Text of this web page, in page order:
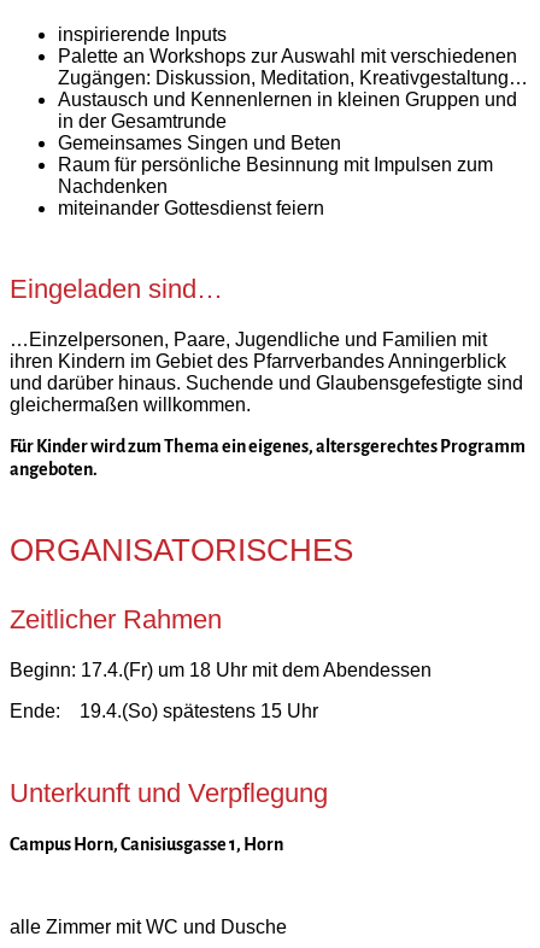
inspirierende Inputs
Palette an Workshops zur Auswahl mit verschiedenen
Zugängen: Diskussion, Meditation, Kreativgestaltung…
Austausch und Kennenlernen in kleinen Gruppen und
in der Gesamtrunde
Gemeinsames Singen und Beten
Raum für persönliche Besinnung mit Impulsen zum
Nachdenken
miteinander Gottesdienst feiern
Eingeladen sind…
…Einzelpersonen, Paare, Jugendliche und Familien mit
ihren Kindern im Gebiet des Pfarrverbandes Anningerblick
und darüber hinaus. Suchende und Glaubensgefestigte sind
gleichermaßen willkommen.
Für Kinder wird zum Thema ein eigenes, altersgerechtes Programm
angeboten.
ORGANISATORISCHES
Zeitlicher Rahmen
Beginn: 17.4.(Fr) um 18 Uhr mit dem Abendessen
Ende: 19.4.(So) spätestens 15 Uhr
Unterkunft und Verpflegung
Campus Horn, Canisiusgasse 1, Horn
alle Zimmer mit WC und Dusche